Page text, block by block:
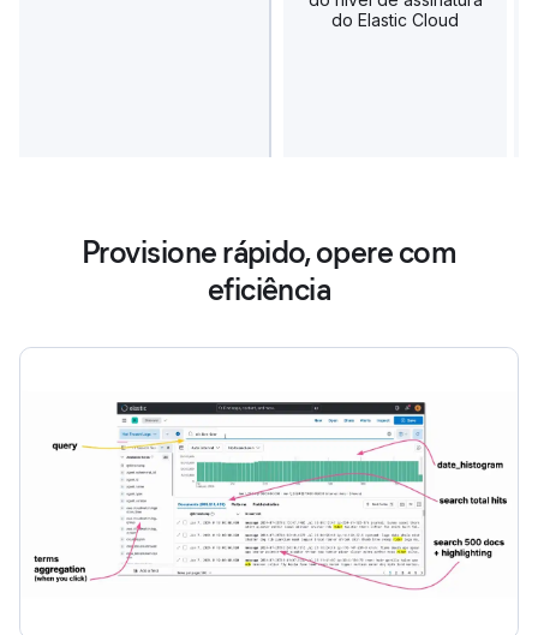
do Elastic Cloud
Provisione rápido, opere com
eficiência